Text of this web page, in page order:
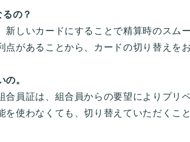
の？
しいカードにすることで精算時のスム
があることから、カードの切り替えを
。
員証は、組合員からの要望によりプリ
使わなくても、切り替えていただくこ